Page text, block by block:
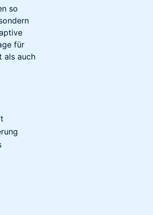
so
für
als auch